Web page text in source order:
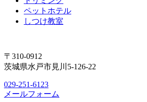
ペットホテル
しつけ教室
〒310-0912
茨城県水戸市見川5-126-22
029-251-6123
メールフォーム